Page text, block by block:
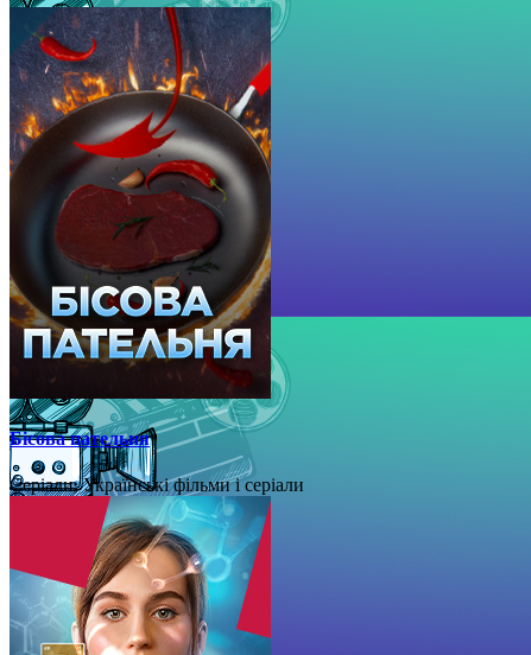
Бісова пательня
Серіали, Українські фільми і серіали